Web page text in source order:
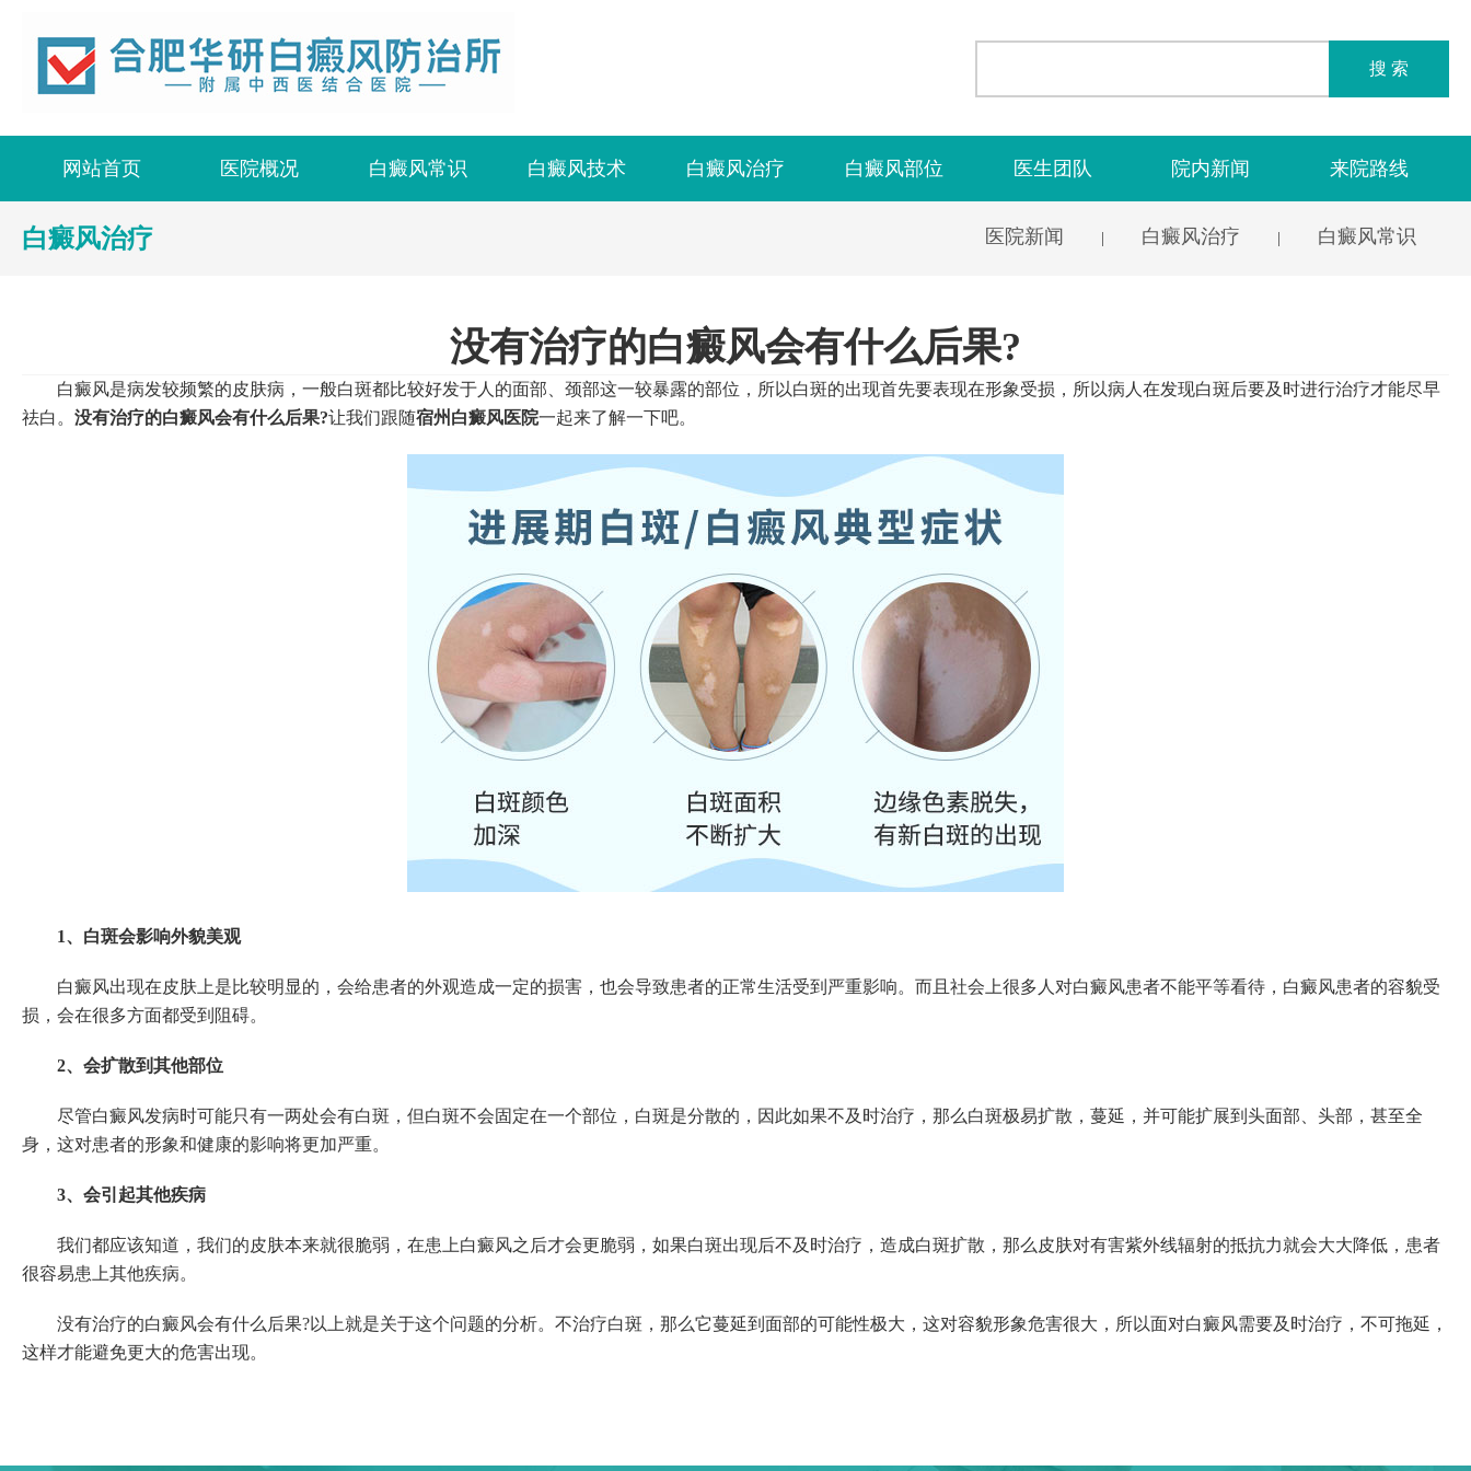
搜 索
网站首页 医院概况 白癜风常识 白癜风技术 白癜风治疗 白癜风部位 医生团队 院内新闻 来院路线
白癜风治疗 医院新闻 白癜风治疗 白癜风常识
没有治疗的白癜风会有什么后果?
白癜风是病发较频繁的皮肤病，一般白斑都比较好发于人的面部、颈部这一较暴露的部位，所以白斑的出现首先要表现在形象受损，所以病人在发现白斑后要及时进行治疗才能尽早
祛白。没有治疗的白癜风会有什么后果?让我们跟随宿州白癜风医院一起来了解一下吧。
1、白斑会影响外貌美观
白癜风出现在皮肤上是比较明显的，会给患者的外观造成一定的损害，也会导致患者的正常生活受到严重影响。而且社会上很多人对白癜风患者不能平等看待，白癜风患者的容貌受
损，会在很多方面都受到阻碍。
2、会扩散到其他部位
尽管白癜风发病时可能只有一两处会有白斑，但白斑不会固定在一个部位，白斑是分散的，因此如果不及时治疗，那么白斑极易扩散，蔓延，并可能扩展到头面部、头部，甚至全
身，这对患者的形象和健康的影响将更加严重。
3、会引起其他疾病
我们都应该知道，我们的皮肤本来就很脆弱，在患上白癜风之后才会更脆弱，如果白斑出现后不及时治疗，造成白斑扩散，那么皮肤对有害紫外线辐射的抵抗力就会大大降低，患者
很容易患上其他疾病。
没有治疗的白癜风会有什么后果?以上就是关于这个问题的分析。不治疗白斑，那么它蔓延到面部的可能性极大，这对容貌形象危害很大，所以面对白癜风需要及时治疗，不可拖延，
这样才能避免更大的危害出现。